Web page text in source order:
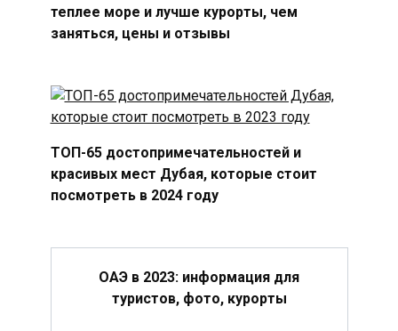
теплее море и лучше курорты, чем
заняться, цены и отзывы
ТОП-65 достопримечательностей и
красивых мест Дубая, которые стоит
посмотреть в 2024 году
ОАЭ в 2023: информация для
туристов, фото, курорты